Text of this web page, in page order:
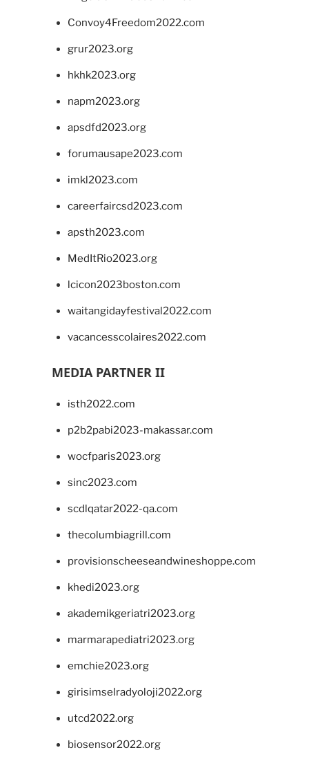
Convoy4Freedom2022.com
grur2023.org
hkhk2023.org
napm2023.org
apsdfd2023.org
forumausape2023.com
imkl2023.com
careerfaircsd2023.com
apsth2023.com
MedItRio2023.org
lcicon2023boston.com
waitangidayfestival2022.com
vacancesscolaires2022.com
MEDIA PARTNER II
isth2022.com
p2b2pabi2023-makassar.com
wocfparis2023.org
sinc2023.com
scdlqatar2022-qa.com
thecolumbiagrill.com
provisionscheeseandwineshoppe.com
khedi2023.org
akademikgeriatri2023.org
marmarapediatri2023.org
emchie2023.org
girisimselradyoloji2022.org
utcd2022.org
biosensor2022.org